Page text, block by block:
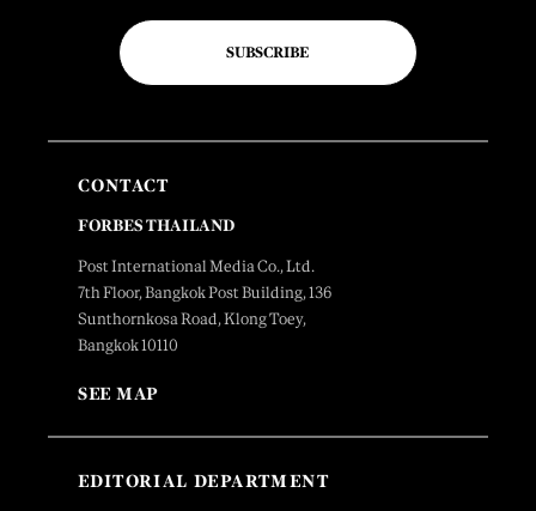
SUBSCRIBE
CONTACT
FORBES THAILAND
Post International Media Co., Ltd.
7th Floor, Bangkok Post Building, 136
Sunthornkosa Road, Klong Toey,
Bangkok 10110
SEE MAP
EDITORIAL DEPARTMENT